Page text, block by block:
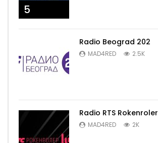
5
Radio Beograd 202
MAD4RED 2.5K
Radio RTS Rokenroler
MAD4RED 2K